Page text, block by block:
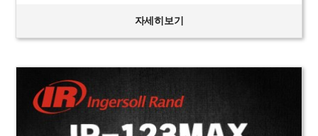
자세히보기